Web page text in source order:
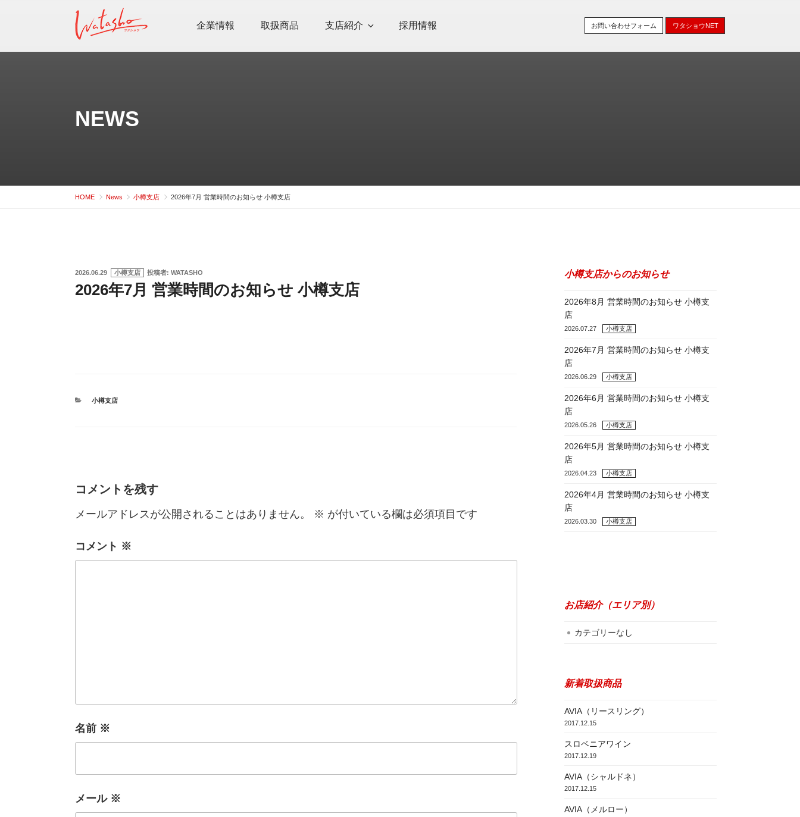
ン
NEWS
企業情報 取扱商品 支店紹介 採用情報 お問い合わせフォーム ワタショウNET
HOME News 小樽支店 2026年7月 営業時間のお知らせ 小樽支店
投
日:
2026.06.29 小樽支店 投稿者: WATASHO
2026年7月 営業時間のお知らせ 小樽支店
カ
小樽支店
コメントを残す
メールアドレスが公開されることはありません。 ※ が付いている欄は必須項目です
コメント ※
名前 ※
メール ※
小樽支店からのお知らせ
2026年8月 営業時間のお知らせ 小樽支
店
2026.07.27 小樽支店
2026年7月 営業時間のお知らせ 小樽支
店
2026.06.29 小樽支店
2026年6月 営業時間のお知らせ 小樽支
店
2026.05.26 小樽支店
2026年5月 営業時間のお知らせ 小樽支
店
2026.04.23 小樽支店
2026年4月 営業時間のお知らせ 小樽支
店
2026.03.30 小樽支店
お店紹介（エリア別）
カテゴリーなし
新着取扱商品
AVIA（リースリング）
2017.12.15
スロベニアワイン
2017.12.19
AVIA（シャルドネ）
2017.12.15
AVIA（メルロー）